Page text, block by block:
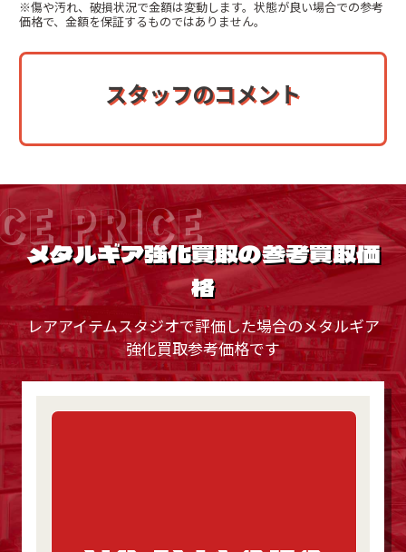
※傷や汚れ、破損状況で金額は変動します。状態が良い場合での参考
価格で、金額を保証するものではありません。
スタッフのコメント
PRICE
メタルギア強化買取の参考買取価
格
レアアイテムスタジオで評価した場合のメタルギア
強化買取参考価格です